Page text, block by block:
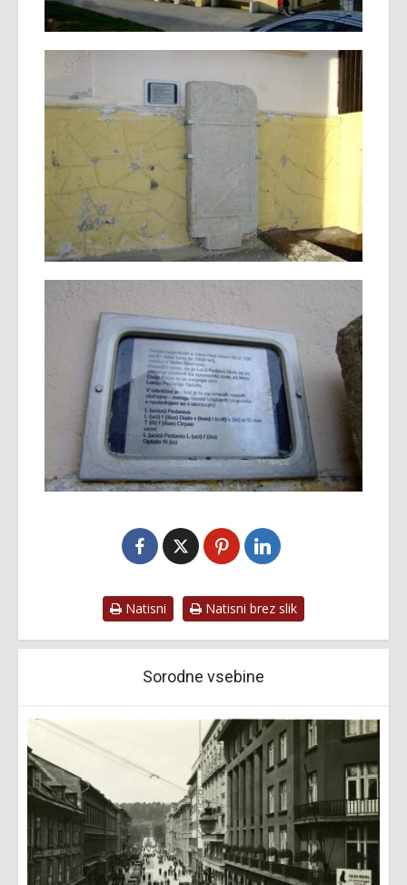
Natisni Natisni brez slik
Sorodne vsebine